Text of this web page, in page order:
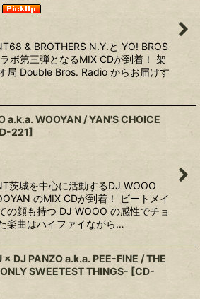
& BROTHERS N.Y.と YO! BROS
ボ第三弾となるMIX CDが到着！ 架
局 Double Bros. Radio からお届けす
a.k.a. WOOYAN / YAN'S CHOICE
221]
茨城を中心に活動するDJ WOOO
のMIX CDが到着！ ビートメイ
の顔も持つ DJ WOOO の感性でチョ
楽曲はハイファイながら…
× DJ PANZO a.k.a. PEE-FINE / THE
SWEETEST THINGS- [CD-